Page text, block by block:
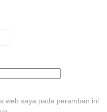
web saya pada peramban ini